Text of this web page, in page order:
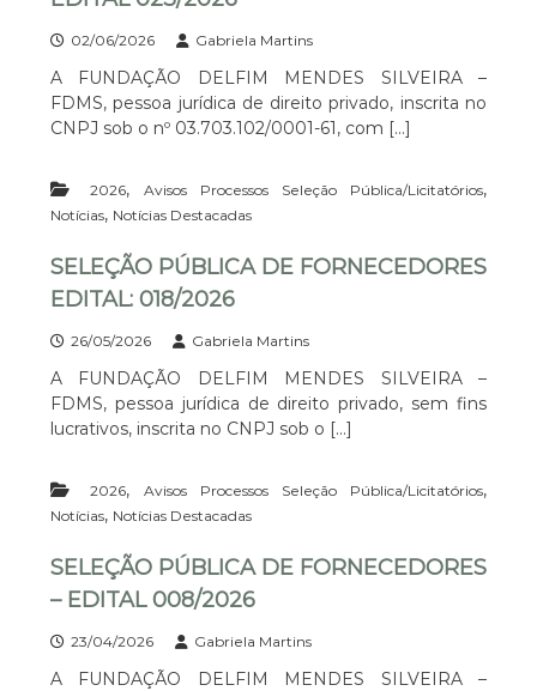
02/06/2026 Gabriela Martins
A FUNDAÇÃO DELFIM MENDES SILVEIRA –
FDMS, pessoa jurídica de direito privado, inscrita no
CNPJ sob o nº 03.703.102/0001-61, com […]
2026, Avisos Processos Seleção Pública/Licitatórios,
Notícias, Notícias Destacadas
SELEÇÃO PÚBLICA DE FORNECEDORES
EDITAL: 018/2026
26/05/2026 Gabriela Martins
A FUNDAÇÃO DELFIM MENDES SILVEIRA –
FDMS, pessoa jurídica de direito privado, sem fins
lucrativos, inscrita no CNPJ sob o […]
2026, Avisos Processos Seleção Pública/Licitatórios,
Notícias, Notícias Destacadas
SELEÇÃO PÚBLICA DE FORNECEDORES
– EDITAL 008/2026
23/04/2026 Gabriela Martins
A FUNDAÇÃO DELFIM MENDES SILVEIRA –